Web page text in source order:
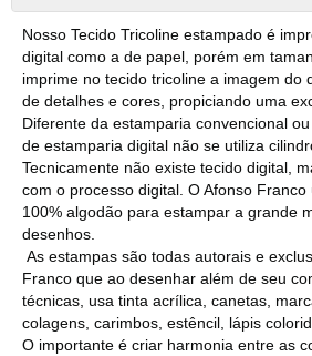
Nosso Tecido Tricoline estampado é
digital como a de papel, porém em
imprime no tecido tricoline a imagem do
de detalhes e cores, propiciando uma
Diferente da estamparia convencional
de estamparia digital não se utiliza
Tecnicamente não existe tecido digital,
com o processo digital. O Afonso
100% algodão para estampar a grande
desenhos.
As estampas são todas autorais e
Franco que ao desenhar além de seu
técnicas, usa tinta acrílica, canetas,
colagens, carimbos, estêncil, lápis
O importante é criar harmonia entre as